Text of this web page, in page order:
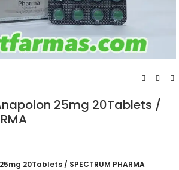
25mg 20Tablets /
20Tablets / SPECTRUM PHARMA